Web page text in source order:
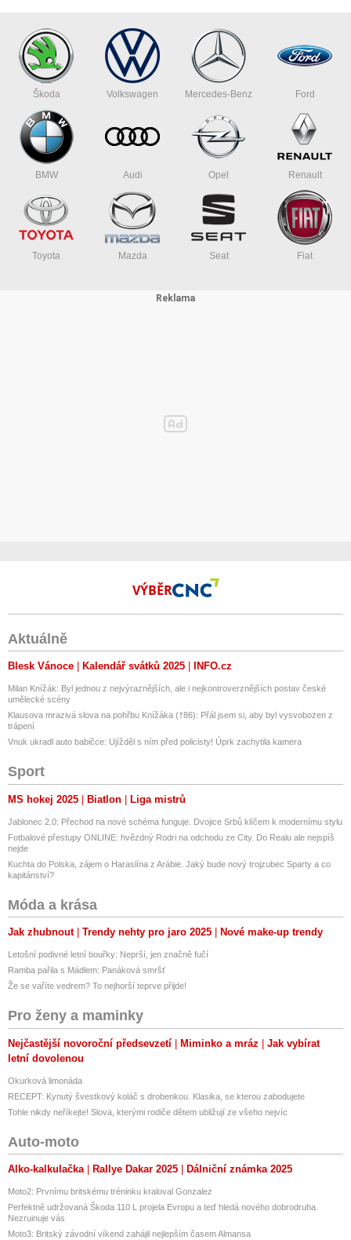
Škoda Volkswagen Mercedes-Benz Ford
BMW Audi Opel Renault
Toyota Mazda Seat Fiat
VÝBĚR
Aktuálně
Blesk Vánoce Kalendář svátků 2025 INFO.cz
Milan Knížák: Byl jednou z nejvýraznějších, ale i nejkontroverznějších postav české
umělecké scény
Klausova mrazivá slova na pohřbu Knížáka (†86): Přál jsem si, aby byl vysvobozen z
trápení
Vnuk ukradl auto babičce: Ujížděl s ním před policisty! Úprk zachytila kamera
Sport
MS hokej 2025 Biatlon Liga mistrů
Jablonec 2.0: Přechod na nové schéma funguje. Dvojice Srbů klíčem k modernímu stylu
Fotbalové přestupy ONLINE: hvězdný Rodri na odchodu ze City. Do Realu ale nejspíš
nejde
Kuchta do Polska, zájem o Haraslína z Arábie. Jaký bude nový trojzubec Sparty a co
kapitánství?
Móda a krása
Jak zhubnout Trendy nehty pro jaro 2025 Nové make-up trendy
Letošní podivné letní bouřky: Neprší, jen značně fučí
Ramba pařila s Mádlem: Panáková smršť
Že se vaříte vedrem? To nejhorší teprve přijde!
Pro ženy a maminky
Nejčastější novoroční předsevzetí Miminko a mráz
Jak vybírat
letní dovolenou
Okurková limonáda
RECEPT: Kynutý švestkový koláč s drobenkou. Klasika, se kterou zabodujete
Tohle nikdy neříkejte! Slova, kterými rodiče dětem ubližují ze všeho nejvíc
Auto-moto
Alko-kalkulačka Rallye Dakar 2025 Dálniční známka 2025
Moto2: Prvnímu britskému tréninku kraloval Gonzalez
Perfektně udržovaná Škoda 110 L projela Evropu a teď hledá nového dobrodruha.
Nezruinuje vás
Moto3: Britský závodní víkend zahájil nejlepším časem Almansa